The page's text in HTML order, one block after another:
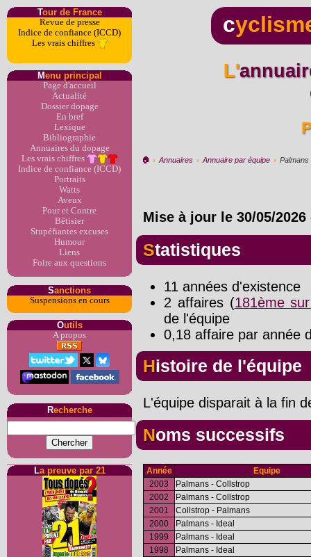
Tour de France
Revue de presse
Indice de confiance (ICCD)
Les vrais chiffres
Menu principal
Page d'accueil
Actualité
Dossier dopage
En bref
Lexique
Bibliographie
Annuaires du dopage
Les vrais chiffres
Indice de confiance (ICCD)
Portraits
Watts
Aveux
Pour et Contre
Bêtisier
Stupéfiantes excuses
Humour
Liens
Foire aux questions
Sanctions
Suspensions en cours
Outils
A propos
Recherche
La preuve par 21
c
L'annuaire du dopage par
🏠︎ › Annuaires › Annuaire par équipe › Palmans
Mise à jour le 30/05/2026
Statistiques
11 années d'existence
2 affaires (181ème
de l'équipe
0,18 affaire par année
Histoire de l'équipe
L'équipe disparait à la fin
Noms successifs
Année
Equipe
2003
Palmans - Collstrop
2002
Palmans - Collstrop
2001
Collstrop - Palmans
2000
Palmans - Ideal
1999
Palmans - Ideal
1998
Palmans - Ideal